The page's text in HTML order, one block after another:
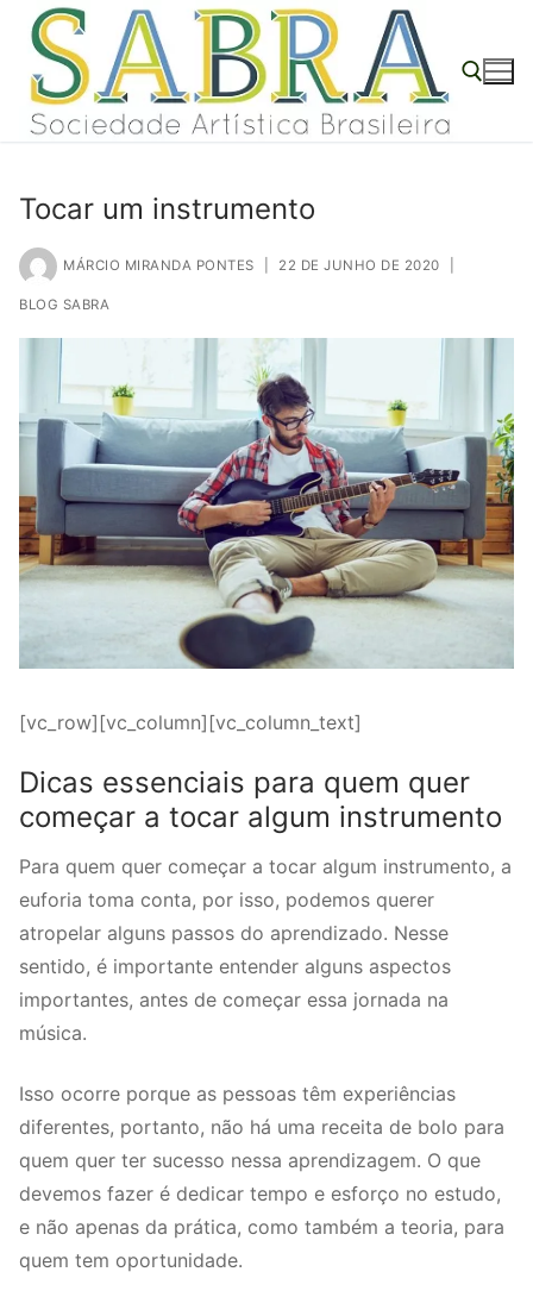
conteúdo
Pular
para
conteúdo
Tocar um instrumento
MÁRCIO MIRANDA PONTES 22 DE JUNHO DE 2020
BLOG SABRA
[vc_row][vc_column][vc_column_text]
Dicas essenciais para quem quer
começar a tocar algum instrumento
Para quem quer começar a tocar algum instrumento, a
euforia toma conta, por isso, podemos querer
atropelar alguns passos do aprendizado. Nesse
sentido, é importante entender alguns aspectos
importantes, antes de começar essa jornada na
música.
Isso ocorre porque as pessoas têm experiências
diferentes, portanto, não há uma receita de bolo para
quem quer ter sucesso nessa aprendizagem. O que
devemos fazer é dedicar tempo e esforço no estudo,
e não apenas da prática, como também a teoria, para
quem tem oportunidade.